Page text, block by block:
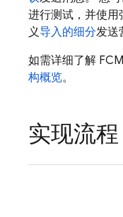
进行测试，并使用
义导入的细分发送
如需详细了解 FCM
构概览。
实现流程